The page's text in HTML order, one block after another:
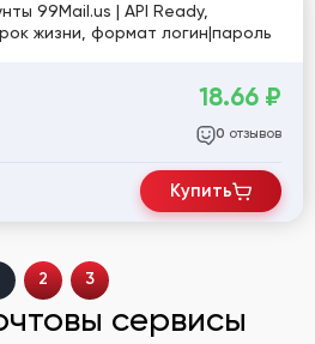
99Mail.us | API Ready,
жизни, формат логин|пароль
18.66 ₽
0 отзывов
Купить
2 3
сервисы